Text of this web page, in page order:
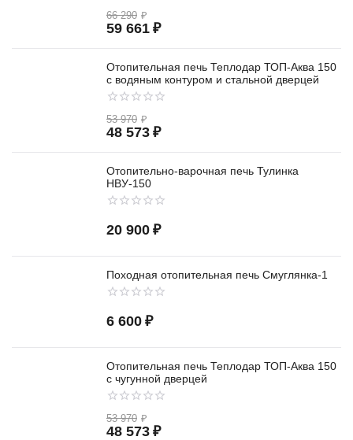
66 290 ₽
59 661 ₽
Отопительная печь Теплодар ТОП-Аква 150
с водяным контуром и стальной дверцей
53 970 ₽
48 573 ₽
Отопительно-варочная печь Тулинка
НВУ-150
20 900 ₽
Походная отопительная печь Смуглянка-1
6 600 ₽
Отопительная печь Теплодар ТОП-Аква 150
с чугунной дверцей
53 970 ₽
48 573 ₽